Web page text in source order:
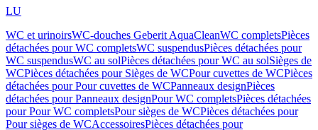
LU
WC et urinoirsWC-douches Geberit AquaCleanWC completsPièces
détachées pour WC completsWC suspendusPièces détachées pour
WC suspendusWC au solPièces détachées pour WC au solSièges de
WCPièces détachées pour Sièges de WCPour cuvettes de WCPièces
détachées pour Pour cuvettes de WCPanneaux designPièces
détachées pour Panneaux designPour WC completsPièces détachées
pour Pour WC completsPour sièges de WCPièces détachées pour
Pour sièges de WCAccessoiresPièces détachées pour